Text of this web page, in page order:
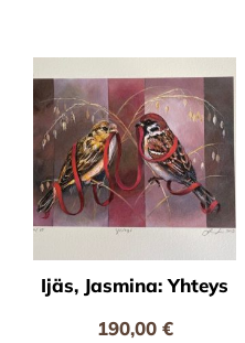
Ijäs, Jasmina: Yhteys
190,00 €